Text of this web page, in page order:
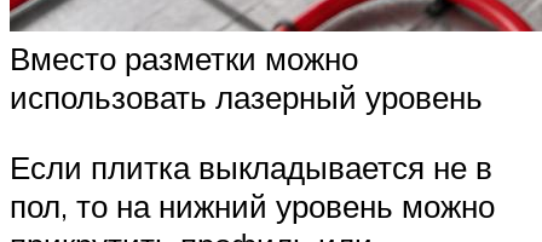
Вместо разметки можно
использовать лазерный уровень
Если плитка выкладывается не в
пол, то на нижний уровень можно